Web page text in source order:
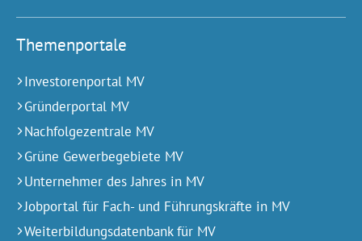
Themenportale
Investorenportal MV
Gründerportal MV
Nachfolgezentrale MV
Grüne Gewerbegebiete MV
Unternehmer des Jahres in MV
Jobportal für Fach- und Führungskräfte in MV
Weiterbildungsdatenbank für MV